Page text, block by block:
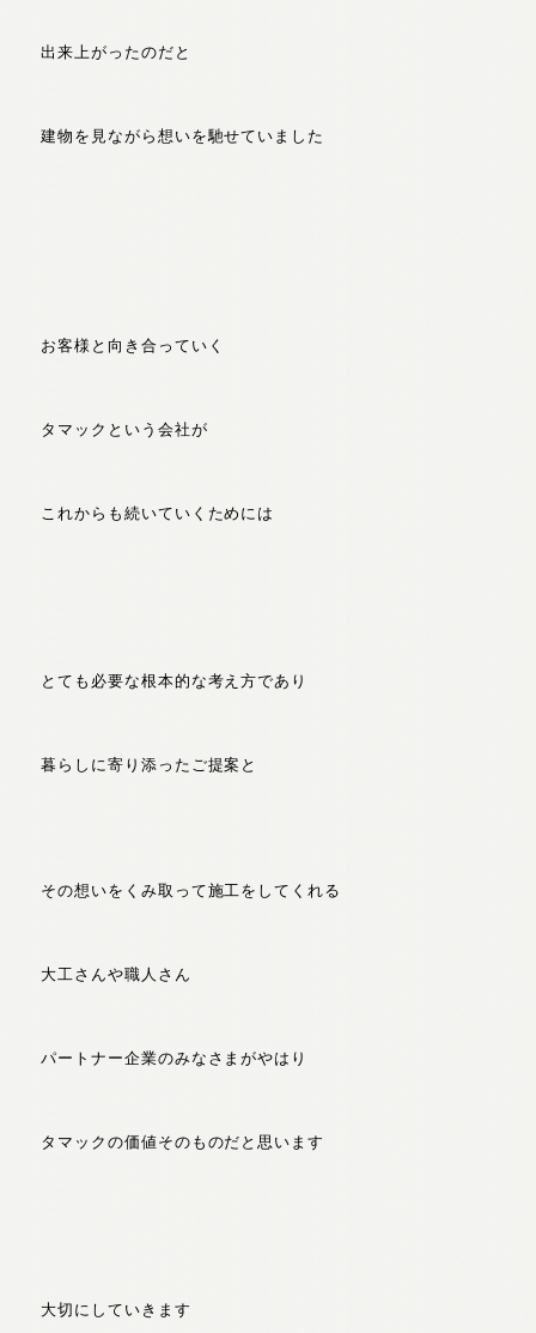
出来上がったのだと
建物を見ながら想いを馳せていました
お客様と向き合っていく
タマックという会社が
これからも続いていくためには
とても必要な根本的な考え方であり
暮らしに寄り添ったご提案と
その想いをくみ取って施工をしてくれる
大工さんや職人さん
パートナー企業のみなさまがやはり
タマックの価値そのものだと思います
大切にしていきます